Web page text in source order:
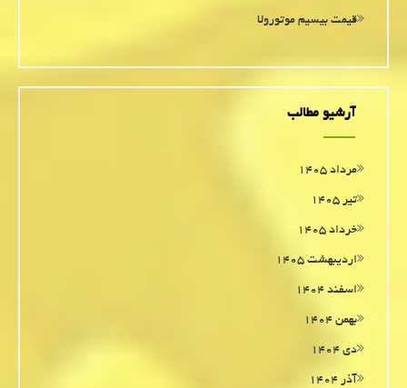
قیمت بیسیم موتورولا
آرشیو مطالب
مرداد ۱۴۰۵
تیر ۱۴۰۵
خرداد ۱۴۰۵
اردیبهشت ۱۴۰۵
اسفند ۱۴۰۴
بهمن ۱۴۰۴
دی ۱۴۰۴
آذر ۱۴۰۴